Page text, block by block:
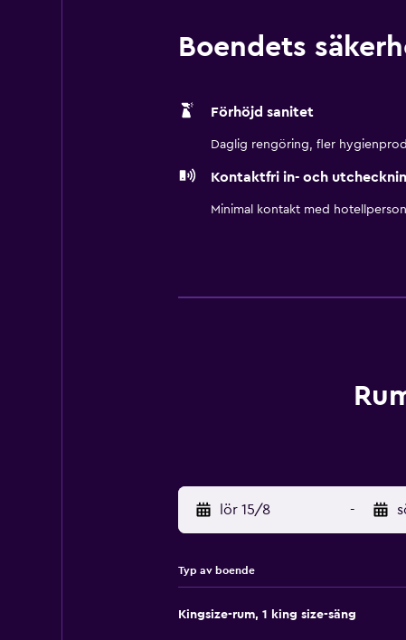
Boendets
Förhöjd sanitet
Daglig rengöring, fler
Kontaktfri in- och
Minimal kontakt med
lör 15/8 -
Typ av boende
Kingsize-rum, 1 king size-säng